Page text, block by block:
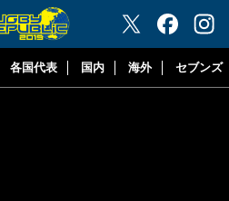
"ラグビーリパブリック"
各国代表 国内 海外 セブンズ